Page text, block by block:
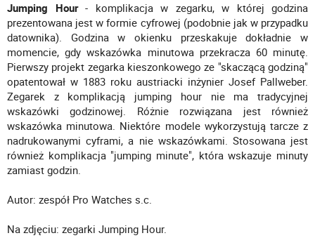
Jumping Hour- komplikacja w zegarku, w której godzina
prezentowana jest w formie cyfrowej (podobnie jak w przypadku
datownika). Godzina w okienku przeskakuje dokładnie w
momencie, gdy wskazówka minutowa przekracza 60 minutę.
Pierwszy projekt zegarka kieszonkowego ze "skaczącą godziną"
opatentował w 1883 roku austriacki inżynier Josef Pallweber.
Zegarek z komplikacją jumping hour nie ma tradycyjnej
wskazówki godzinowej. Różnie rozwiązana jest również
wskazówka minutowa. Niektóre modele wykorzystują tarcze z
nadrukowanymi cyframi, a nie wskazówkami. Stosowana jest
również komplikacja "jumping minute", która wskazuje minuty
zamiast godzin.
Autor: zespół Pro Watches s.c.
Na zdjęciu: zegarki Jumping Hour.